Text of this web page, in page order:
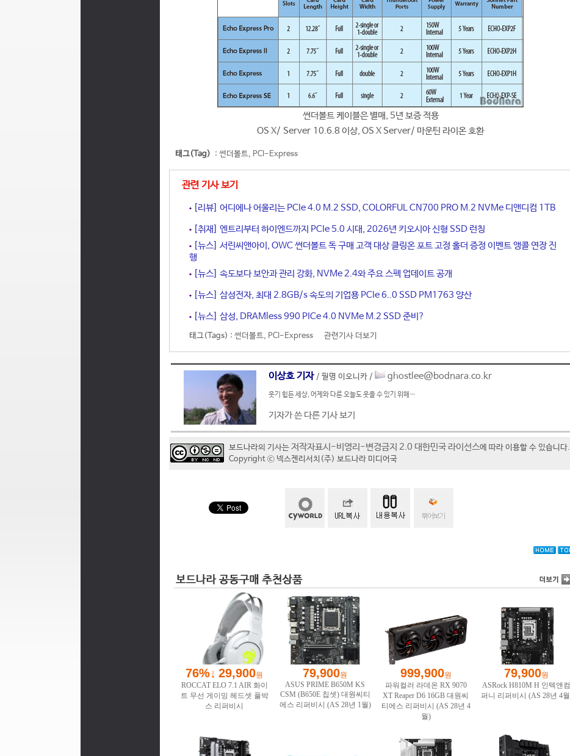
썬더볼트 케이블은 별매, 5년 보증 적용
OS X/ Server 10.6.8 이상, OS X Server/ 마운틴 라이온 호환
태그(Tag) : 썬더볼트, PCI-Express
관련 기사 보기
[리뷰] 어디에나 어울리는 PCIe 4.0 M.2 SSD, COLORFUL CN700 PRO M.2 NVMe 디앤디컴 1TB
[취재] 엔트리부터 하이엔드까지 PCIe 5.0 시대, 2026년 키오시아 신형 SSD 런칭
[뉴스] 서린씨앤아이, OWC 썬더볼트 독 구매 고객 대상 클링온 포트 고정 홀더 증정 이벤트 앵콜 연장 진
행
[뉴스] 속도보다 보안과 관리 강화, NVMe 2.4와 주요 스펙 업데이트 공개
[뉴스] 삼성전자, 최대 2.8GB/s 속도의 기업용 PCIe 6..0 SSD PM1763 양산
[뉴스] 삼성, DRAMless 990 PICe 4.0 NVMe M.2 SSD 준비?
태그(Tags) : 썬더볼트, PCI-Express 관련기사 더보기
이상호 기자 / 필명 이오니카 / ghostlee@bodnara.co.kr
웃기 힘든 세상, 어제와 다른 오늘도 웃을 수 있기 위해…
기자가 쓴 다른 기사 보기
보드나라의 기사는 저작자표시-비영리-변경금지 2.0 대한민국 라이선스에 따라 이용할 수 있습니다.
Copyright ⓒ 넥스젠리서치(주) 보드나라 미디어국